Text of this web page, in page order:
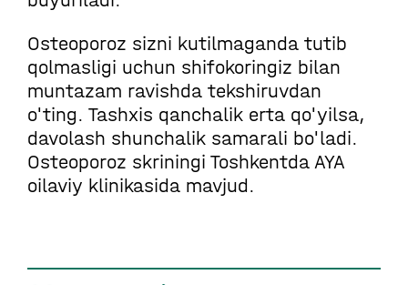
Osteoporoz sizni kutilmaganda tutib
qolmasligi uchun shifokoringiz bilan
muntazam ravishda tekshiruvdan
o'ting. Tashxis qanchalik erta qo'yilsa,
davolash shunchalik samarali bo'ladi.
Osteoporoz skriningi Toshkentda AYA
oilaviy klinikasida mavjud.